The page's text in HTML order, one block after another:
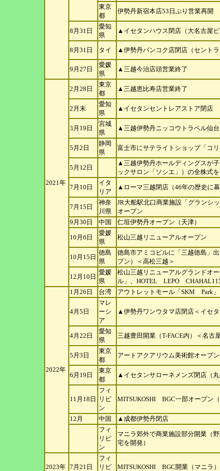
東京
都
伊勢丹新宿本店53日ぶり営業再開
8月31日
愛知
県
▲イセタンハウス閉店（大名古屋
8月31日 タイ ▲伊勢丹バンコク店閉店（セント
9月27日
愛媛
県
▲三越今治店頭営業終了
2021年
2月28日
東京
都
▲三越恵比寿店営業終了
2月末
愛知
県
▲イセタンセントレアストア閉店
3月19日
宮城
県
▲三越伊勢丹ニッコウトラベル仙
5月2日
静岡
県
富士市にサテライトショップ「コ
5月12日
▲三越伊勢丹ホールディングスが
ックサロン「ソシエ」）の全株式
7月10日
イタ
リア
▲ローマ三越閉店（46年の歴史に
7月15日
神奈
川県
JR大船駅北口商業施設「グランシ
オープン
9月30日
中国 仁垣伊勢丹オープン（天津）
10月6日
愛媛
県
松山三越リニューアルオープン
10月15日
徳島
県
徳島市アミコビルに「三越徳島」
プン）
＜高松三越＞
12月10日
愛媛
県
松山三越リニューアルグランドオ
ル」、 HOTEL LEPO CHAHAL11
2022年
1月26日 台湾 アウトレットモール「SKM Park
4月5日
マレ
ーシ
ア
▲伊勢丹ワンウタマ店閉店＜イセ
4月22日
愛知
県
三越豊田開業（T-FACE内）＜名古
5月3日
東京
都
アートアクアリウム美術館オープ
6月19日
東京
都
▲イセタンサローネメンズ閉店（
11月18日
フィ
リピ
ン
MITSUKOSHI BGC一部オープン
12月 中国
▲成都伊勢丹閉店
フィ
リピ
ン
マニラ郊外で商業施設部分開業（
宅を開発）
2023年 7月21日
フィ
リピ
MITSUKOSHI BGC開業（マニラ）